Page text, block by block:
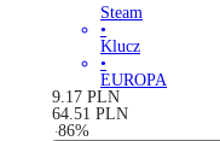
Steam
•
Klucz
•
EUROPA
9.17 PLN
64.51 PLN
-86%